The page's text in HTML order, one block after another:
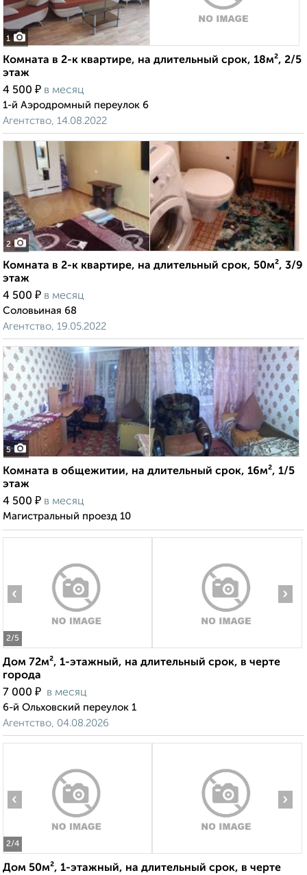
1
Комната в 2-к квартире, на длительный срок, 18м², 2/5
этаж
4 500 ₽ в месяц
1-й Аэродромный переулок 6
Агентство, 14.08.2022
2
Комната в 2-к квартире, на длительный срок, 50м², 3/9
этаж
4 500 ₽ в месяц
Соловьиная 68
Агентство, 19.05.2022
5
Комната в общежитии, на длительный срок, 16м², 1/5
этаж
4 500 ₽ в месяц
Магистральный проезд 10
2/5
‹ ›
Дом 72м², 1-этажный, на длительный срок, в черте
города
7 000 ₽ в месяц
6-й Ольховский переулок 1
Агентство, 04.08.2026
2/4
‹ ›
Дом 50м², 1-этажный, на длительный срок, в черте